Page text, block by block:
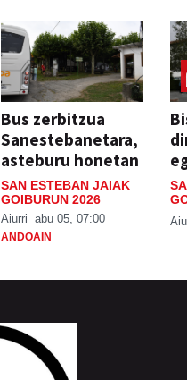
Bus zerbitzua
Sanestebanetara,
asteburu honetan
SAN ESTEBAN JAIAK
GOIBURUN 2026
Aiurri abu 05, 07:00
ANDOAIN